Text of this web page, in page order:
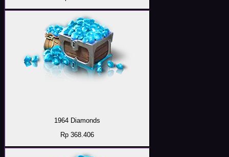
1964 Diamonds
Rp 368.406